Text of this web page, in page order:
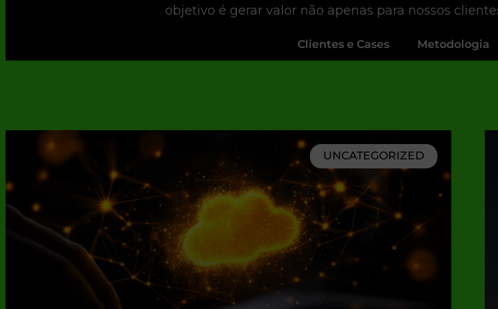
objetivo é gerar valor não apenas para nossos
Clientes e Cases Metodologia
UNCATEGORIZED